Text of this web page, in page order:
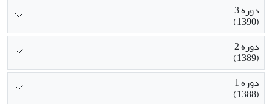
دوره 3
(1390)
دوره 2
(1389)
دوره 1
(1388)